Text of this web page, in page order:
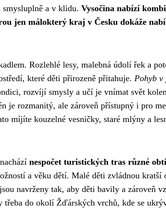
smysluplně a v klidu. Vysočina nabízí
jen málokterý kraj v Česku dokáže
Rozlehlé lesy, malebná údolí řek a
které děti přirozeně přitahuje. Pohyb v
rozvíjí smysly a učí je vnímat svět
je rozmanitý, ale zároveň přístupný i pro
míjíte kouzelné vesničky, staré mlýny a
nespočet turistických tras různé
a věku dětí. Malé děti zvládnou
navrženy tak, aby děti bavily a zároveň
do okolí Žďárských vrchů, kde se